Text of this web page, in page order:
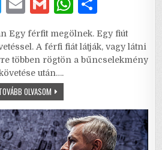
it
te
r
ai
l
ai
l
at
s
p
ar
e
Egy férfit megölnek. Egy fiút
A férfi fiát látják, vagy látni
többen rögtön a bűncselekmény
után….
OLVASOM12
DÜHÖS
EMBER